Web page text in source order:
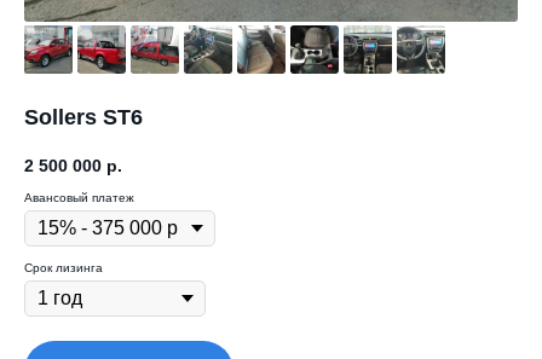
Sollers ST6
2 500 000 р.
Авансовый платеж
Срок лизинга